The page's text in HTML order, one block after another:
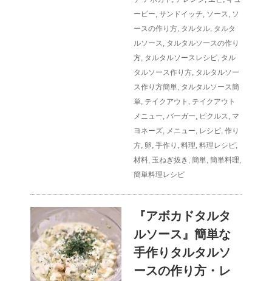
ーピー, サンドイッチ, ソース, ソ
ースの作り方, タルタル, タルタ
ルソース, タルタルソースの作り
方, タルタルソースレシピ, タル
タルソース作り方, タルタルソー
ス作り方簡単, タルタルソース簡
単, テイクアウト , テイクアウト
メニュー, バーガー, ピクルス, マ
ヨネーズ, メニュー, レシピ, 作り
方, 卵, 手作り , 料理, 料理レシピ,
材料, 玉ねぎ抜き , 簡単, 簡単料理,
簡単料理レシピ
『アボカドタルタ
ルソース』簡単な
手作りタルタルソ
ースの作り方・レ